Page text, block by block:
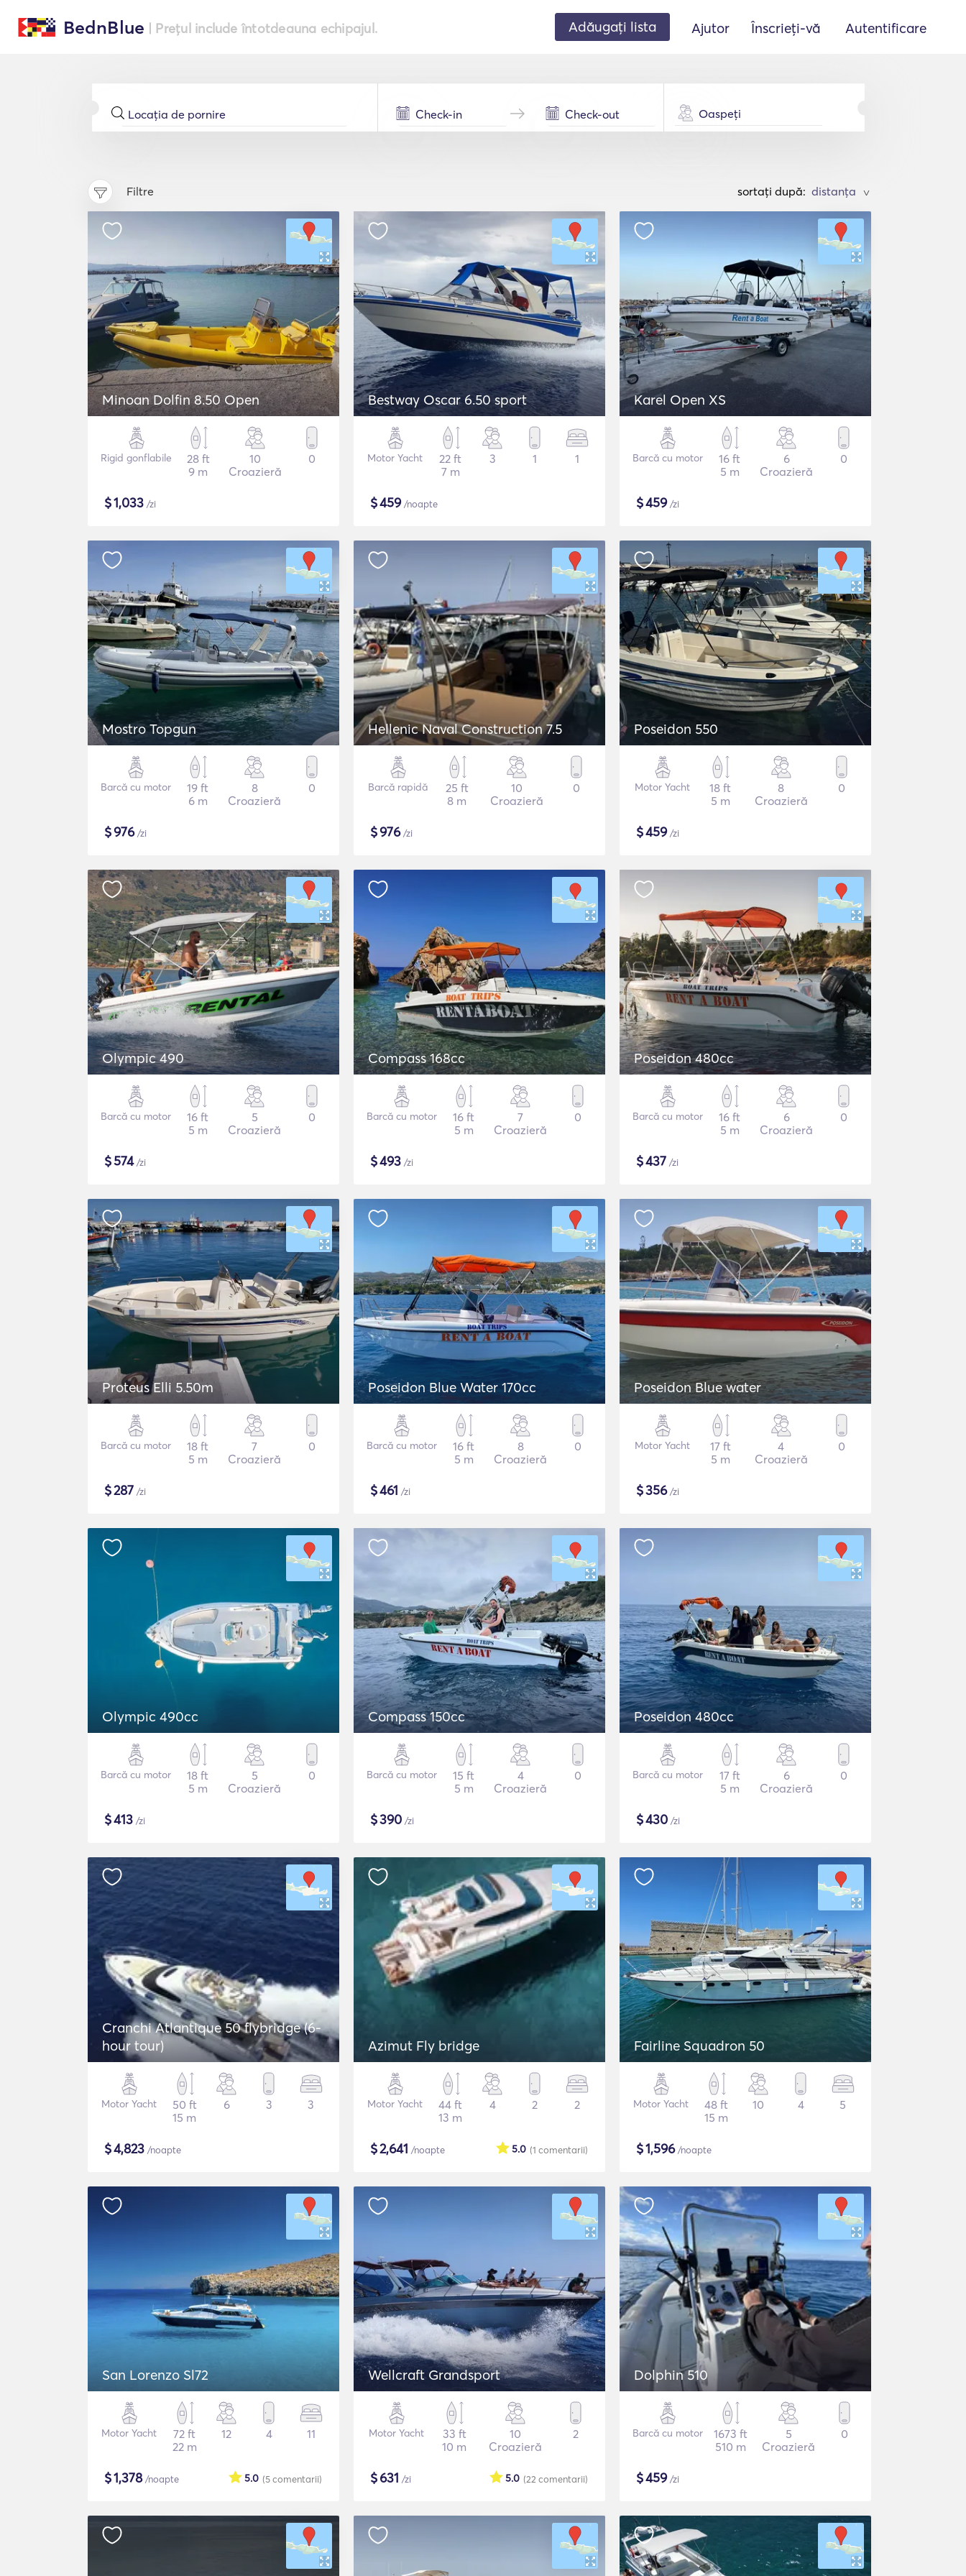
BednBlue | Prețul include întotdeauna echipajul. Adăugați lista Ajutor Înscrieți-vă Autentificare
Oaspeți
Filtre sortați după: >
Minoan Dolfin 8.50 Open
Rigid gonflabile
28 ft
9 m
10
Croazieră
0
$1,033 /zi
Bestway Oscar 6.50 sport
Motor Yacht
22 ft
7 m
3 1 1
$459/noapte
Karel Open XS
Barcă cu motor
16 ft
5 m
6
Croazieră
0
$459/zi
Mostro Topgun
Barcă cu motor
19 ft
6 m
8
Croazieră
0
$976/zi
Hellenic Naval Construction 7.5
Barcă rapidă
25 ft
8 m
10
Croazieră
0
$976/zi
Poseidon 550
Motor Yacht
18 ft
5 m
8
Croazieră
0
$459/zi
Olympic 490
Barcă cu motor
16 ft
5 m
5
Croazieră
0
$574/zi
Compass 168cc
Barcă cu motor
16 ft
5 m
7
Croazieră
0
$493 /zi
Poseidon 480cc
Barcă cu motor
16 ft
5 m
6
Croazieră
0
$437 /zi
Proteus Elli 5.50m
Barcă cu motor
18 ft
5 m
7
Croazieră
0
$287 /zi
Poseidon Blue Water 170cc
Barcă cu motor
16 ft
5 m
8
Croazieră
0
$461 /zi
Poseidon Blue water
Motor Yacht
17 ft
5 m
4
Croazieră
0
$356/zi
Olympic 490cc
Barcă cu motor
18 ft
5 m
5
Croazieră
0
$413 /zi
Compass 150cc
Barcă cu motor
15 ft
5 m
4
Croazieră
0
$390 /zi
Poseidon 480cc
Barcă cu motor
17 ft
5 m
6
Croazieră
0
$430 /zi
Cranchi Atlantique 50 flybridge (6-
hour tour)
Motor Yacht
50 ft
15 m
6 3 3
$4,823 /noapte
Azimut Fly bridge
Motor Yacht
44 ft
13 m
4 2 2
$2,641 /noapte (1 comentarii)
5.0
Fairline Squadron 50
Motor Yacht
48 ft
15 m
10 4 5
$1,596/noapte
San Lorenzo Sl72
Motor Yacht
72 ft
22 m
12 4 11
$1,378/noapte (5comentarii)
5.0
Wellcraft Grandsport
Motor Yacht
33 ft
10 m
10
Croazieră
2
$631 /zi (22 comentarii)
5.0
Dolphin 510
Barcă cu motor
1673 ft
510 m
5
Croazieră
0
$459/zi